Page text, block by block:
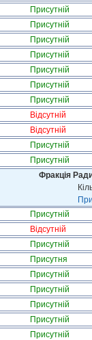
Присутній
Присутній
Присутній
Присутній
Присутній
Присутній
Присутній
Відсутній
Відсутній
Присутній
Присутній
Фракція
Присутній
Відсутній
Присутній
Присутня
Присутній
Присутній
Присутній
Присутній
Присутній